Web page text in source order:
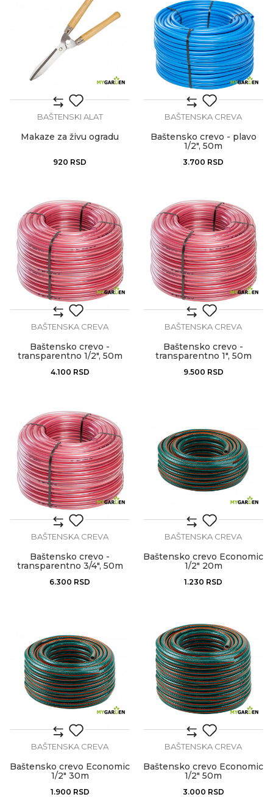
BAŠTENSKI ALAT
Makaze za živu ogradu
920 RSD
BAŠTENSKA CREVA
Baštensko crevo - plavo
1/2", 50m
3.700 RSD
BAŠTENSKA CREVA
Baštensko crevo -
transparentno 1/2", 50m
4.100 RSD
BAŠTENSKA CREVA
Baštensko crevo -
transparentno 1", 50m
9.500 RSD
BAŠTENSKA CREVA
Baštensko crevo -
transparentno 3/4", 50m
6.300 RSD
BAŠTENSKA CREVA
Baštensko crevo Economic
1/2" 20m
1.230 RSD
BAŠTENSKA CREVA
Baštensko crevo Economic
1/2" 30m
1.900 RSD
BAŠTENSKA CREVA
Baštensko crevo Economic
1/2" 50m
3.000 RSD